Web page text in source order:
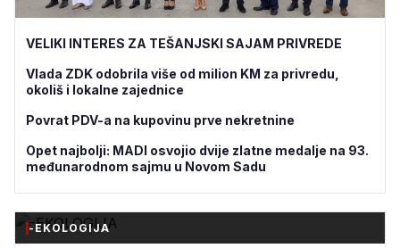
VELIKI INTERES ZA TEŠANJSKI SAJAM PRIVREDE
Vlada ZDK odobrila više od milion KM za privredu,
okoliš i lokalne zajednice
Povrat PDV-a na kupovinu prve nekretnine
Opet najbolji: MADI osvojio dvije zlatne medalje na 93.
međunarodnom sajmu u Novom Sadu
-EKOLOGIJA